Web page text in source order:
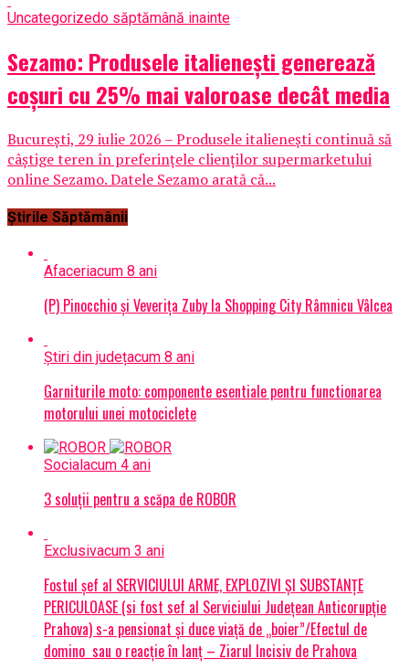
Uncategorizedo săptămână inainte
Sezamo: Produsele italienești generează
coșuri cu 25% mai valoroase decât media
București, 29 iulie 2026 – Produsele italienești continuă să
câștige teren în preferințele clienților supermarketului
online Sezamo. Datele Sezamo arată că...
Știrile Săptămânii
Afaceriacum 8 ani
(P) Pinocchio și Veverița Zuby la Shopping City Râmnicu Vâlcea
Știri din județacum 8 ani
Garniturile moto: componente esentiale pentru functionarea
motorului unei motociclete
Social acum 4 ani
3 soluții pentru a scăpa de ROBOR
Exclusivacum 3 ani
Fostul șef al SERVICIULUI ARME, EXPLOZIVI ŞI SUBSTANŢE
PERICULOASE (si fost sef al Serviciului Judeţean Anticorupţie
Prahova) s-a pensionat și duce viață de „boier”/Efectul de
domino sau o reacție în lanț – Ziarul Incisiv de Prahova